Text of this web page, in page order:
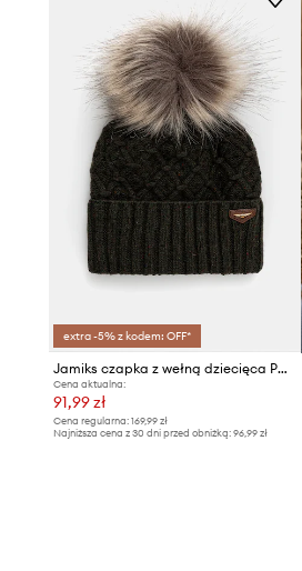
extra -5% z kodem: OFF*
Jamiks czapka z wełną dziecięca PAGASO II
Cena aktualna:
91,99 zł
Cena regularna: 169,99 zł
Najniższa cena z 30 dni przed obniżką: 96,99 zł